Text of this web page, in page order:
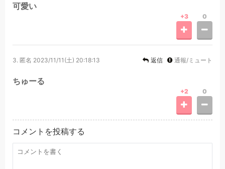
可愛い
+3 0
3. 匿名 2023/11/11(土) 20:18:13 返信 通報/ミュート
ちゅーる
+2 0
コメントを投稿する